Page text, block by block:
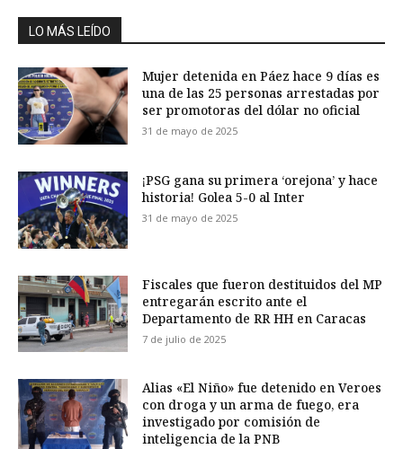
LO MÁS LEÍDO
Mujer detenida en Páez hace 9 días es
una de las 25 personas arrestadas por
ser promotoras del dólar no oficial
31 de mayo de 2025
¡PSG gana su primera ‘orejona’ y hace
historia! Golea 5-0 al Inter
31 de mayo de 2025
Fiscales que fueron destituidos del MP
entregarán escrito ante el
Departamento de RR HH en Caracas
7 de julio de 2025
Alias «El Niño» fue detenido en Veroes
con droga y un arma de fuego, era
investigado por comisión de
inteligencia de la PNB